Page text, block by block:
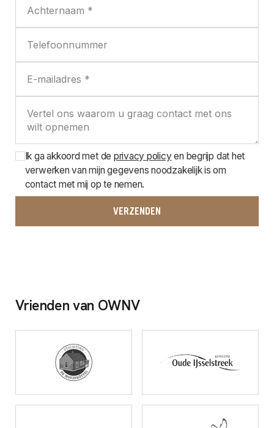
Ik ga akkoord met de privacy policyen begrijp dat het
verwerken van mijn gegevens noodzakelijk is om
contact met mij op te nemen.
Vrienden van OWNV